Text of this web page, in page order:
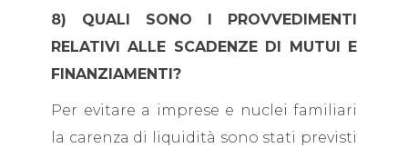
8) QUALI SONO I PROVVEDIMENTI
RELATIVI ALLE SCADENZE DI MUTUI E
FINANZIAMENTI?
Per evitare a imprese e nuclei familiari
la carenza di liquidità sono stati previsti